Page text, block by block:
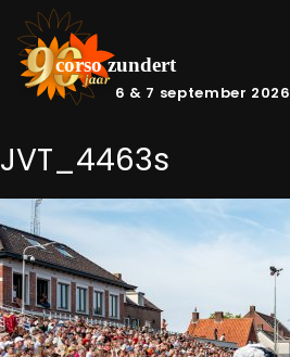
6 & 7 september 2026
JVT_4463s